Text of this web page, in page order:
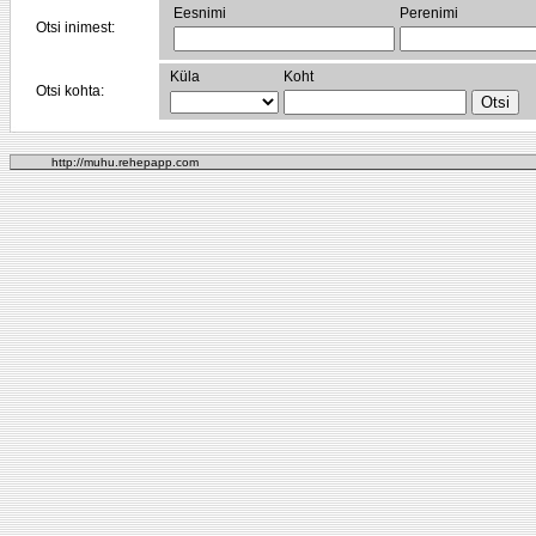
Otsi inimest:
Eesnimi Perenimi
Otsi kohta:
Küla Koht
http://muhu.rehepapp.com